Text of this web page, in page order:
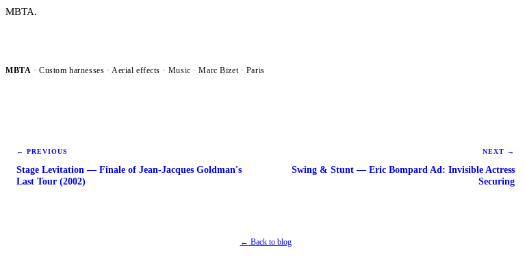
MBTA.
MBTA · Custom harnesses · Aerial effects · Music · Marc Bizet · Paris
←PREVIOUS
Stage Levitation — Finale of Jean-Jacques Goldman's
Last Tour (2002)
NEXT →
Swing & Stunt — Eric Bompard Ad: Invisible Actress
Securing
← Back to blog